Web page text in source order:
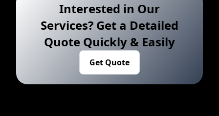
Interested in Our
Services? Get a Detailed
Quote Quickly & Easily
Get Quote